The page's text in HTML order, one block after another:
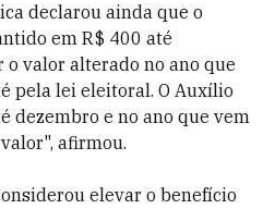
declarou ainda que o
em R$ 400 até
o valor alterado no ano que
pela lei eleitoral. O Auxílio
dezembro e no ano que vem
afirmou.
elevar o benefício